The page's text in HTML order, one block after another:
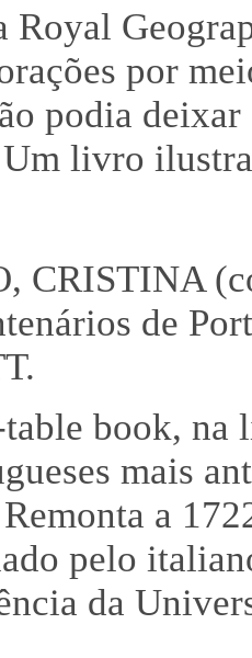
Royal
por
podia
livro
CRISTINA
de
book, na
mais
a
pelo
da